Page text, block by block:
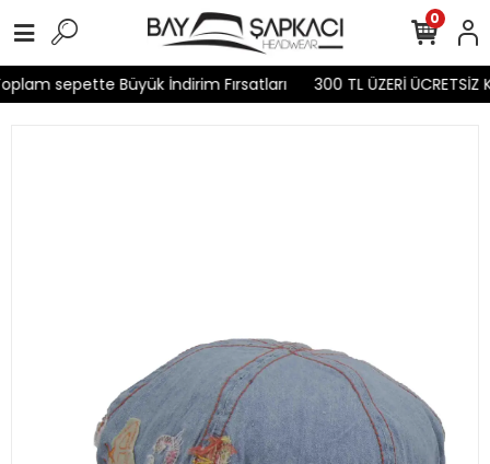
sepette Büyük İndirim Fırsatları 300 TL ÜZERİ ÜCRETSİZ
0